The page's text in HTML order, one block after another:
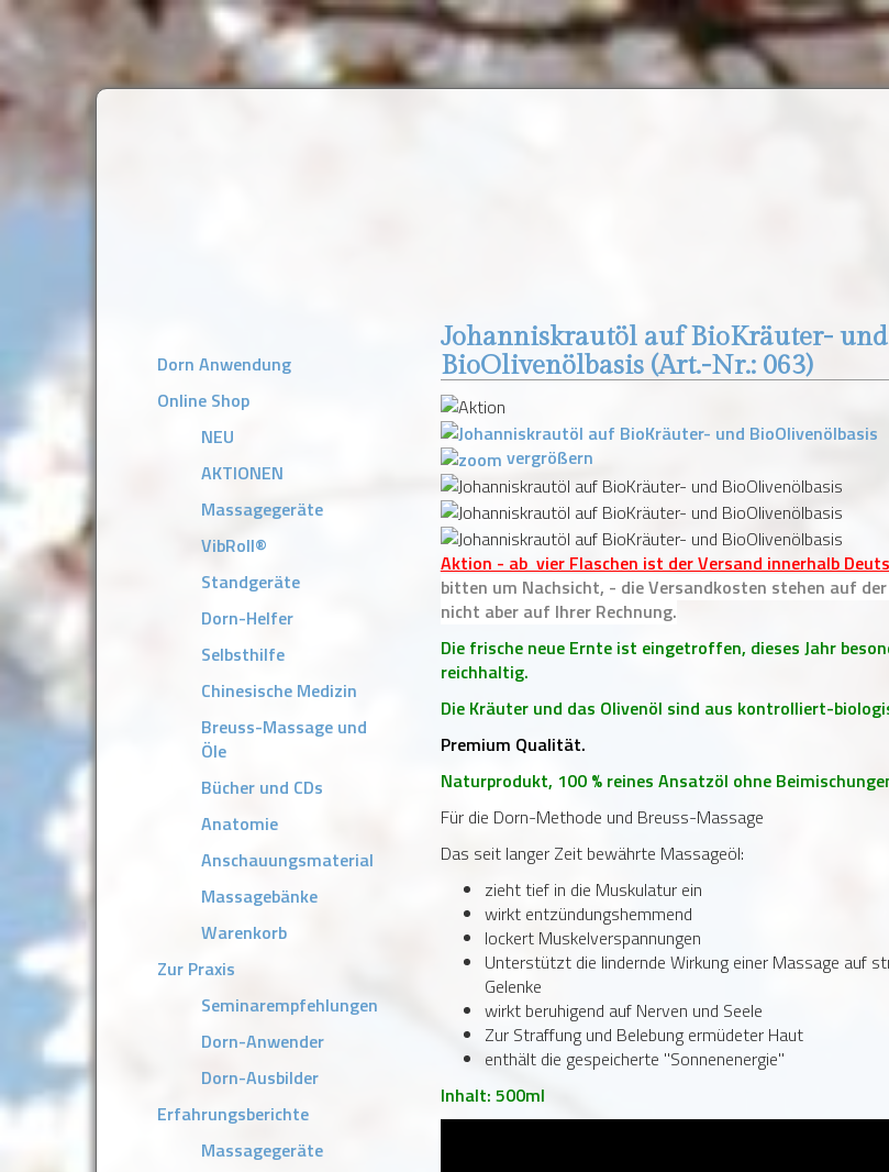
Dorn Anwendung
Online Shop
NEU
AKTIONEN
Massagegeräte
VibRoll®
Standgeräte
Dorn-Helfer
Selbsthilfe
Chinesische Medizin
Breuss-Massage und
Öle
Bücher und CDs
Anatomie
Anschauungsmaterial
Massagebänke
Warenkorb
Zur Praxis
Seminarempfehlungen
Dorn-Anwender
Dorn-Ausbilder
Erfahrungsberichte
Massagegeräte
Johanniskrautöl auf BioKräuter- und
BioOlivenölbasis (Art.-Nr.: 063)
vergrößern
Aktion - ab vier Flaschen ist der Versand innerhalb
bitten um Nachsicht, - die Versandkosten stehen auf
nicht aber auf Ihrer Rechnung.
Die frische neue Ernte ist eingetroffen, dieses Jahr
reichhaltig.
Die Kräuter und das Olivenöl sind aus kontrolliert-
Premium Qualität.
Naturprodukt, 100 % reines Ansatzöl ohne
Für die Dorn-Methode und Breuss-Massage
Das seit langer Zeit bewährte Massageöl:
zieht tief in die Muskulatur ein
wirkt entzündungshemmend
lockert Muskelverspannungen
Unterstützt die lindernde Wirkung einer Massage auf
Gelenke
wirkt beruhigend auf Nerven und Seele
Zur Straffung und Belebung ermüdeter Haut
enthält die gespeicherte "Sonnenenergie"
Inhalt: 500ml